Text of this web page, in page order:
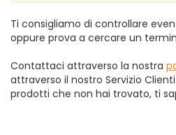
Ti consigliamo di controllare
oppure prova a cercare un
Contattaci attraverso la nostra
attraverso il nostro Servizio
prodotti che non hai trovato, ti